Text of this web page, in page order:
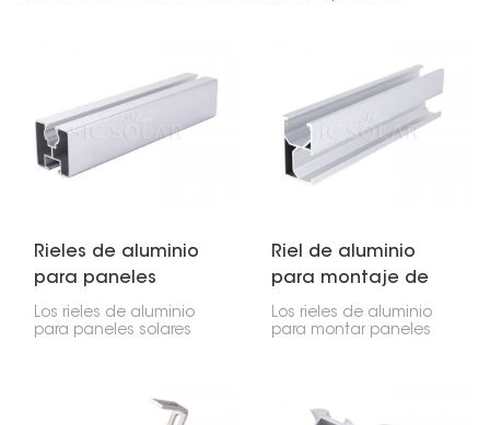
Rieles de aluminio
para paneles
solares
Los rieles de aluminio
para paneles solares
en su lugar y los
mantienen seguros. Son
Riel de aluminio
para montaje de
paneles solares
Los rieles de aluminio
para montar paneles
instalar. Suelen estar